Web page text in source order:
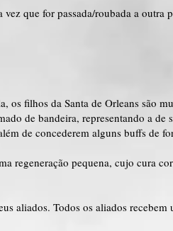
que for passada/roubada a outra
os filhos da Santa de Orleans são
de bandeira, representando a de
de concederem alguns buffs de
regeneração pequena, cujo cura
aliados. Todos os aliados recebem